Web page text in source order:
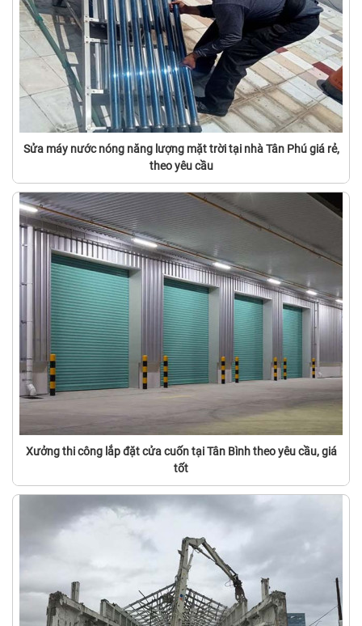
Sửa máy nước nóng năng lượng mặt trời tại nhà Tân Phú giá rẻ,
theo yêu cầu
Xưởng thi công lắp đặt cửa cuốn tại Tân Bình theo yêu cầu, giá
tốt